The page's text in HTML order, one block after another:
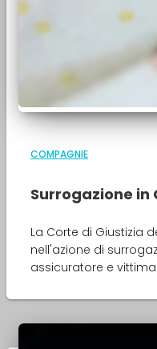
COMPAGNIE
Surrogazione in
La Corte di Giustizia
nell'azione di
assicuratore e vittima.